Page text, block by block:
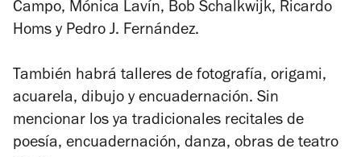
Campo, Mónica Lavín, Bob Schalkwijk, Ricardo
Homs y Pedro J. Fernández.
También habrá talleres de fotografía, origami,
acuarela, dibujo y encuadernación. Sin
mencionar los ya tradicionales recitales de
poesía, encuadernación, danza, obras de teatro